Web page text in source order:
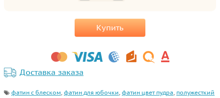
Купить
Доставка заказа
фатин с блеском, фатин для юбочки, фатин цвет пудра, полужесткий